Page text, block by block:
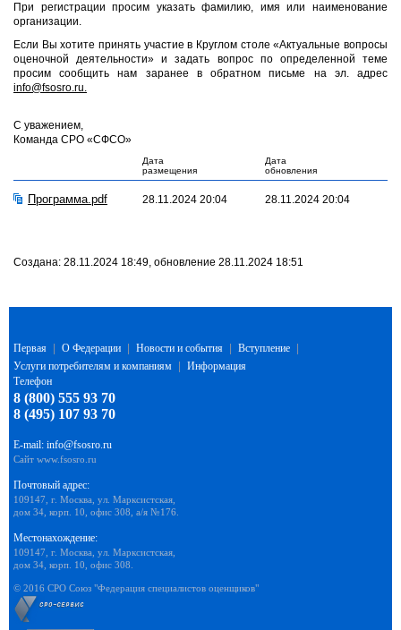
При регистрации просим указать фамилию, имя или наименование
организации.
Если Вы хотите принять участие в Круглом столе «Актуальные вопросы
оценочной деятельности» и задать вопрос по определенной теме
просим сообщить нам заранее в обратном письме на эл. адрес
info@fsosro.ru.
С уважением,
Команда СРО «СФСО»
Дата
размещения
Дата
обновления
Программа.pdf 28.11.2024 20:04 28.11.2024 20:04
Создана: 28.11.2024 18:49, обновление 28.11.2024 18:51
Первая О Федерации Новости и события Вступление
Услуги потребителям и компаниям
Информация
Телефон
8 (800) 555 93 70
8 (495) 107 93 70
E-mail: info@fsosro.ru
Сайт www.fsosro.ru
Почтовый адрес:
109147, г. Москва, ул. Марксистская,
дом 34, корп. 10, офис 308, а/я №176.
Местонахождение:
109147, г. Москва, ул. Марксистская,
дом 34, корп. 10, офис 308.
© 2016 СРО Союз "Федерация специалистов оценщиков"